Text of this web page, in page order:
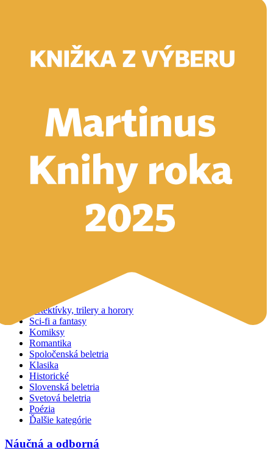
Vyhľadávanie
Vyhľadávanie
Detektívky, trilery a horory
Sci-fi a fantasy
Komiksy
Romantika
Spoločenská beletria
Klasika
Historické
Slovenská beletria
Svetová beletria
Poézia
Ďalšie kategórie
Náučná a odborná